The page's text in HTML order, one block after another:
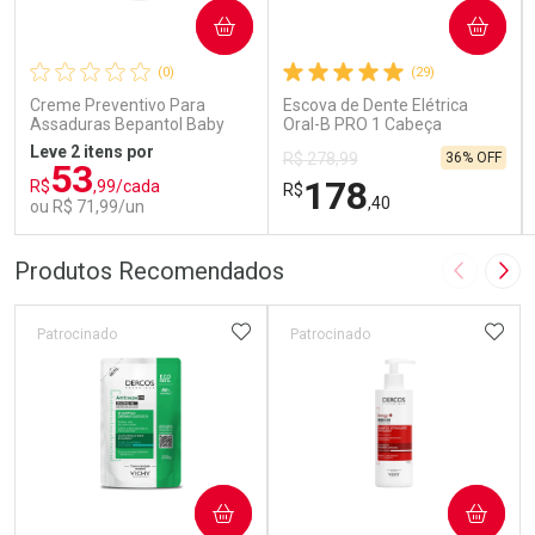
(0)
Creme Preventivo Para
Assaduras Bepantol Baby
Toy Story Personagens
Sortidos 120g
Leve 2 itens por
R$53,99/cada
ou R$ 71,99/un
COMPRAR
FECHAR
FECHAR
Por Menos
(29)
Escova de Dente Elétrica
Oral-B PRO 1 Cabeça
Redonda Recarregável 1
Unidade
R$ 278,99
R$178,40
36% OFF
COMPRAR
Por Menos
Produtos Recomendados Imagem
Patrocinado ADICIONAR AOS FAVORITOS
COMPRAR
Patrocinado
COMPRAR